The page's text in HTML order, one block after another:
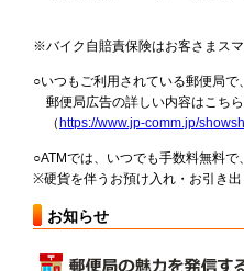
※バイク自賠責保険はお客さまス
○いつもご利用されている郵便局
郵便局広告の詳しい内容はこち
（ https://www.jp-comm.jp/
○ATMでは、いつでも手数料無料
※硬貨を伴うお預け入れ・お引き出
お知らせ